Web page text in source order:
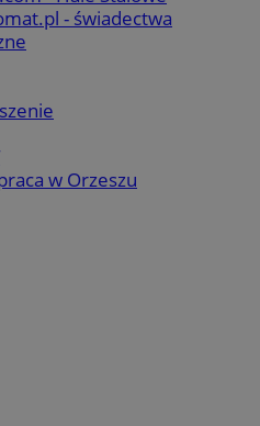
- świadectwa
w Orzeszu